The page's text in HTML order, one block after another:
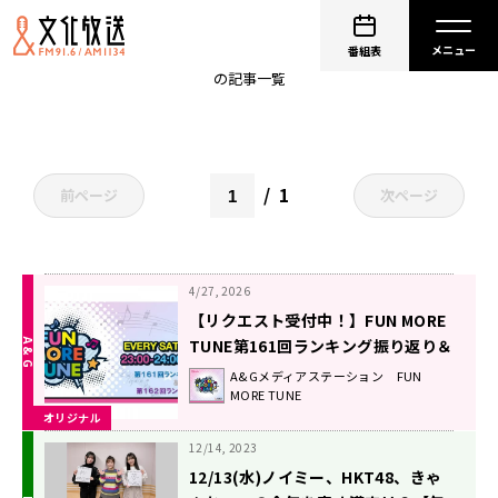
番組表
の記事一覧
前ページ 1 次ページ
オリジナル
4/27, 2026
【リクエスト受付中！】FUN MORE
TUNE第161回ランキング振り返り＆
第162回 注目楽曲紹介
A&Gメディアステーション FUN
MORE TUNE
12/14, 2023
12/13(水)ノイミー、HKT48、きゃ